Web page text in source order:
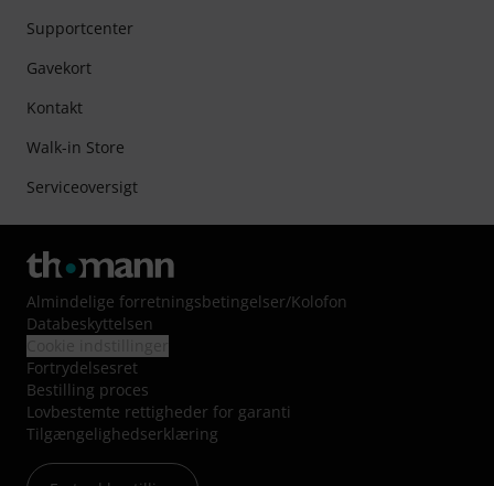
Supportcenter
Gavekort
Kontakt
Walk-in Store
Serviceoversigt
Almindelige forretningsbetingelser/Kolofon
Databeskyttelsen
Fortrydelsesret
Bestilling proces
Lovbestemte rettigheder for garanti
Tilgængelighedserklæring